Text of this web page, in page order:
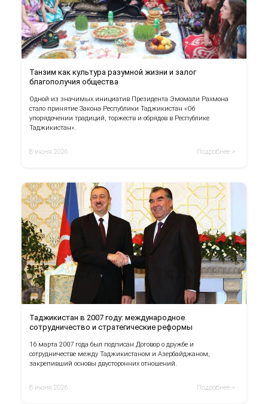
Танзим как культура разумной жизни и залог
благополучия общества
Одной из значимых инициатив Президента Эмомали Рахмона
стало принятие Закона Республики Таджикистан «Об
упорядочении традиций, торжеств и обрядов в Республике
Таджикистан».
8 июня 2026 Подробнее >
Таджикистан в 2007 году: международное
сотрудничество и стратегические реформы
16 марта 2007 года был подписан Договор о дружбе и
сотрудничестве между Таджикистаном и Азербайджаном,
закрепивший основы двусторонних отношений.
8 июня 2026 Подробнее >